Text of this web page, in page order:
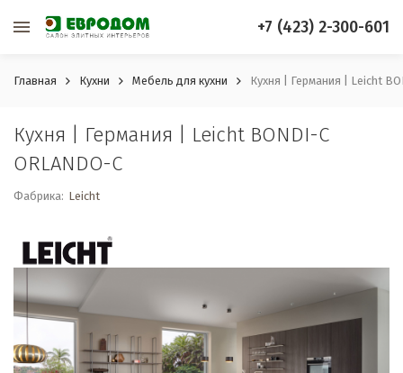
+7 (423) 2-300-601
Главная Кухни Мебель для кухни Кухня | Германия | Leicht
Кухня | Германия | Leicht BONDI-C
ORLANDO-C
Фабрика: Leicht